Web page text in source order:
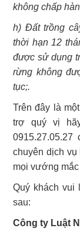
không chấp
h) Đất trồng
thời hạn 12
được sử dụng
rừng không
tục;.
Trên đây là
trợ quý vị
chuyên dịch
mọi vướng
Quý khách vui
sau:
Công ty Luật